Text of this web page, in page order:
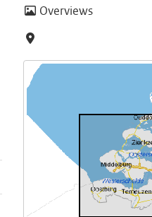
Overviews